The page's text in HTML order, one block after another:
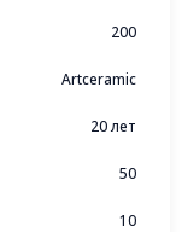
200
Artceramic
20 лет
50
10